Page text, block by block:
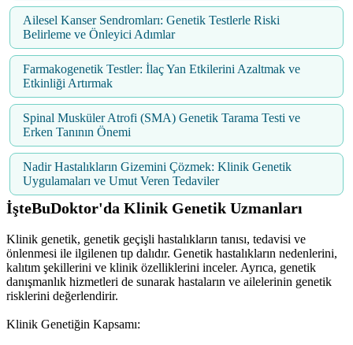
Ailesel Kanser Sendromları: Genetik Testlerle Riski
Belirleme ve Önleyici Adımlar
Farmakogenetik Testler: İlaç Yan Etkilerini Azaltmak ve
Etkinliği Artırmak
Spinal Musküler Atrofi (SMA) Genetik Tarama Testi ve
Erken Tanının Önemi
Nadir Hastalıkların Gizemini Çözmek: Klinik Genetik
Uygulamaları ve Umut Veren Tedaviler
İşteBuDoktor'da Klinik Genetik Uzmanları
Klinik genetik, genetik geçişli hastalıkların tanısı, tedavisi ve
önlenmesi ile ilgilenen tıp dalıdır. Genetik hastalıkların nedenlerini,
kalıtım şekillerini ve klinik özelliklerini inceler. Ayrıca, genetik
danışmanlık hizmetleri de sunarak hastaların ve ailelerinin genetik
risklerini değerlendirir.
Klinik Genetiğin Kapsamı: